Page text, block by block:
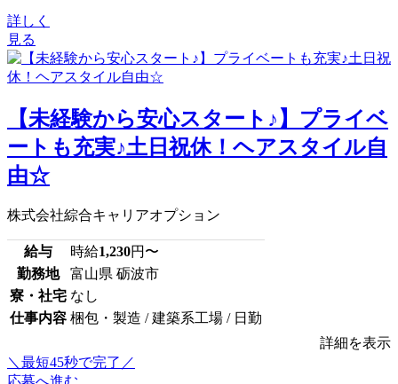
詳しく
見る
【未経験から安心スタート♪】プライベ
ートも充実♪土日祝休！ヘアスタイル自
由☆
株式会社綜合キャリアオプション
給与 時給1,230円〜
勤務地
富山県 砺波市
寮・社宅 なし
仕事内容 梱包・製造 / 建築系工場 / 日勤
詳細を表示
＼最短45秒で完了／